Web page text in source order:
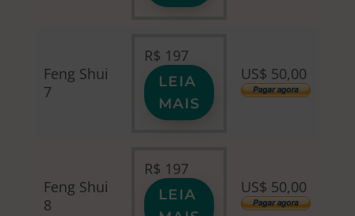
Feng Shui
7
R$ 197
LEIA
MAIS
US$ 50,00
Feng Shui
8
R$ 197
LEIA
US$ 50,00